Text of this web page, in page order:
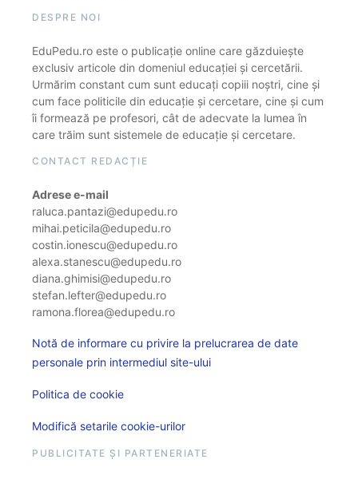
DESPRE NOI
EduPedu.ro este o publicație online care găzduiește
exclusiv articole din domeniul educației și cercetării.
Urmărim constant cum sunt educați copiii noștri, cine și
cum face politicile din educație și cercetare, cine și cum
îi formează pe profesori, cât de adecvate la lumea în
care trăim sunt sistemele de educație și cercetare.
CONTACT REDACȚIE
Adrese e-mail
raluca.pantazi@edupedu.ro
mihai.peticila@edupedu.ro
costin.ionescu@edupedu.ro
alexa.stanescu@edupedu.ro
diana.ghimisi@edupedu.ro
stefan.lefter@edupedu.ro
ramona.florea@edupedu.ro
Notă de informare cu privire la prelucrarea de date
personale prin intermediul site-ului
Politica de cookie
Modifică setarile cookie-urilor
PUBLICITATE ȘI PARTENERIATE